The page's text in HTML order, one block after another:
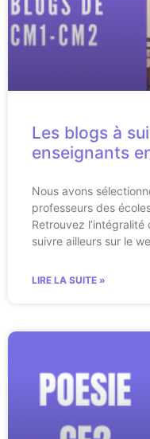
Les blogs à
enseignants
Nous avons
professeurs des
Retrouvez
suivre ailleurs sur le
LIRE LA SUITE »